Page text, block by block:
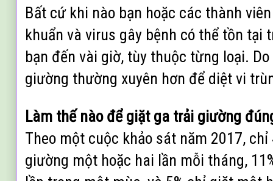
Bất cứ khi nào bạn hoặc các thành
khuẩn và virus gây bệnh có thể tồn tại
bạn đến vài giờ, tùy thuộc từng loại.
giường thường xuyên hơn để diệt vi
Làm thế nào để giặt ga trải giường
Theo một cuộc khảo sát năm 2017,
giường một hoặc hai lần mỗi tháng,